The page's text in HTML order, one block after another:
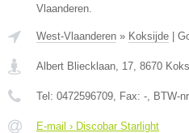
Vlaanderen.
West-Vlaanderen » Koksijde
Albert Bliecklaan, 17 8670
Tel: 0472596709 , Fax: - , BTW-
E-mail › Discobar Starlight